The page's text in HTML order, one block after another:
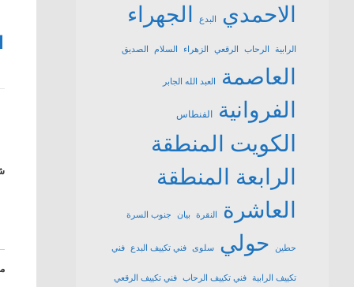
الاحمدي البدع الجهراء
الرابية الرحاب الرقعي الزهراء السلام الصديق
العاصمة العبد الله الجابر
الفروانية الفنطاس
الكويت المنطقة
الرابعة المنطقة
العاشرة
النقرة بيان جنوب السرة
حطين حولي سلوى فني تكييف البدع فني
تكييف الرابية فني تكييف الرحاب فني تكييف الرقعي